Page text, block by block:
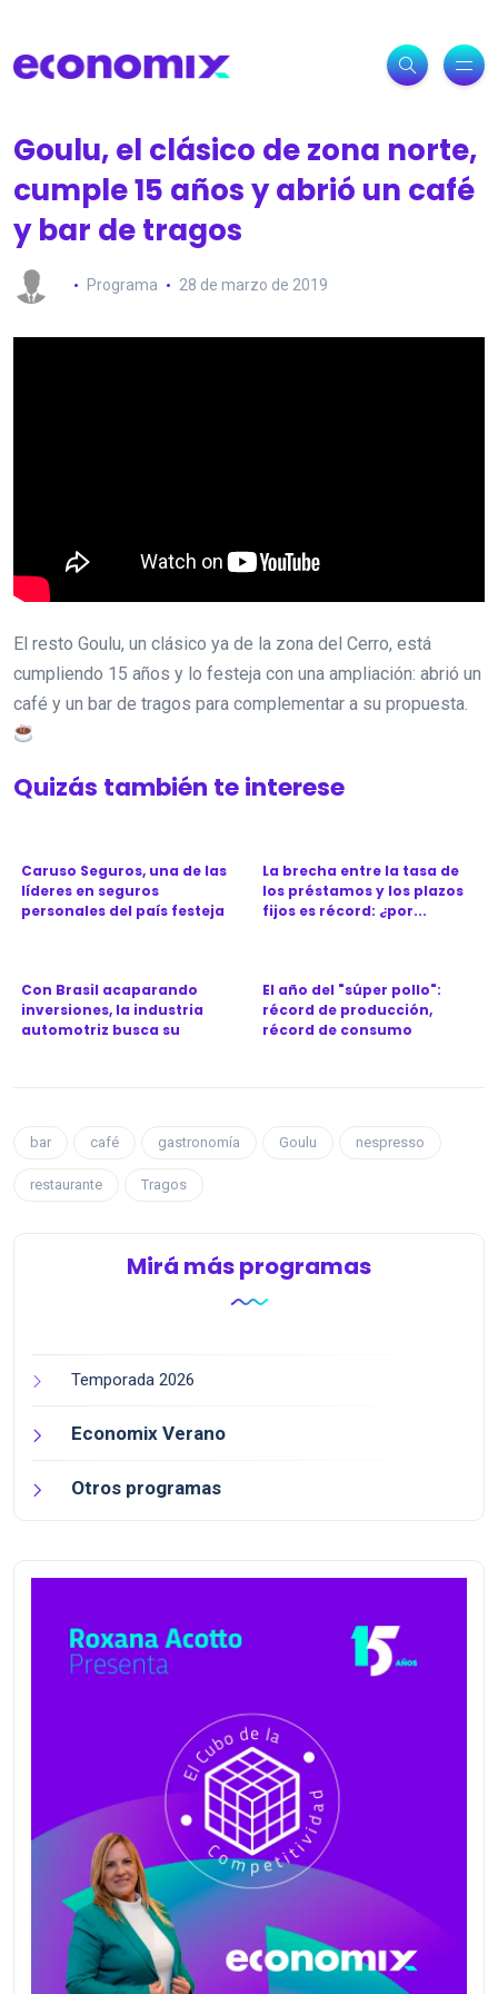
Goulu, el clásico de zona norte,
cumple 15 años y abrió un café
y bar de tragos
Programa 28 de marzo de 2019
El resto Goulu, un clásico ya de la zona del Cerro, está
cumpliendo 15 años y lo festeja con una ampliación: abrió un
café y un bar de tragos para complementar a su propuesta.
Quizás también te interese
Caruso Seguros, una de las
líderes en seguros
personales del país festeja
La brecha entre la tasa de
los préstamos y los plazos
fijos es récord: ¿por...
Con Brasil acaparando
inversiones, la industria
automotriz busca su
El año del "súper pollo":
récord de producción,
récord de consumo
bar café gastronomía Goulu nespresso
restaurante Tragos
Mirá más programas
Temporada 2026
Economix Verano
Otros programas